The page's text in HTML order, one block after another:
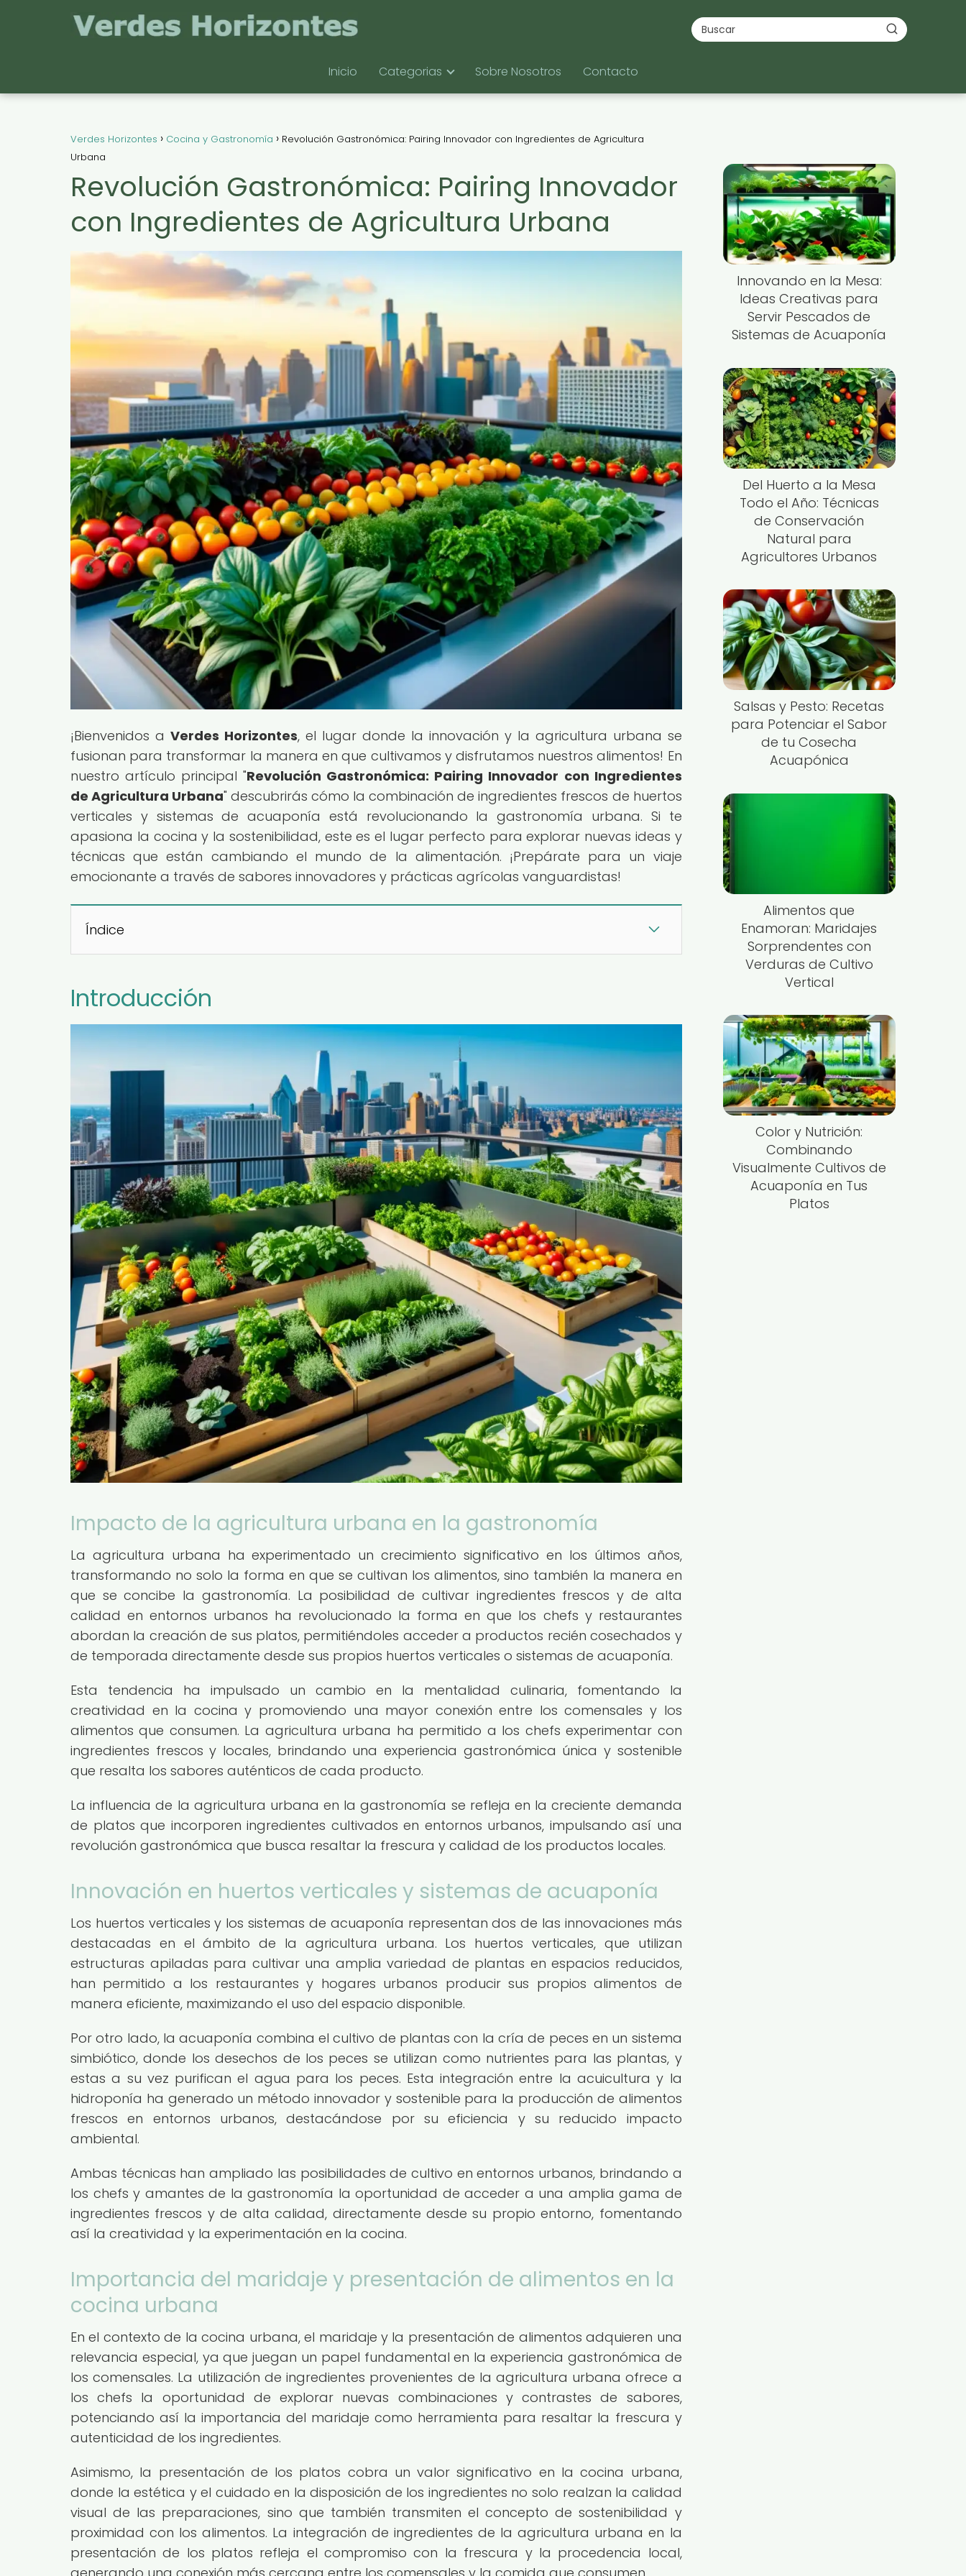
Inicio Categorias Sobre Nosotros Contacto
Verdes Horizontes Cocina y Gastronomía
Revolución Gastronómica: Pairing Innovador con Ingredientes de Agricultura
Urbana
Revolución Gastronómica: Pairing Innovador
con Ingredientes de Agricultura Urbana
¡Bienvenidos a Verdes Horizontes, el lugar donde la innovación y la agricultura urbana se
fusionan para transformar la manera en que cultivamos y disfrutamos nuestros alimentos! En
nuestro artículo principal "Revolución Gastronómica: Pairing Innovador con Ingredientes
de Agricultura Urbana" descubrirás cómo la combinación de ingredientes frescos de huertos
verticales y sistemas de acuaponía está revolucionando la gastronomía urbana. Si te
apasiona la cocina y la sostenibilidad, este es el lugar perfecto para explorar nuevas ideas y
técnicas que están cambiando el mundo de la alimentación. ¡Prepárate para un viaje
emocionante a través de sabores innovadores y prácticas agrícolas vanguardistas!
Índice
Introducción
Impacto de la agricultura urbana en la gastronomía
La agricultura urbana ha experimentado un crecimiento significativo en los últimos años,
transformando no solo la forma en que se cultivan los alimentos, sino también la manera en
que se concibe la gastronomía. La posibilidad de cultivar ingredientes frescos y de alta
calidad en entornos urbanos ha revolucionado la forma en que los chefs y restaurantes
abordan la creación de sus platos, permitiéndoles acceder a productos recién cosechados y
de temporada directamente desde sus propios huertos verticales o sistemas de acuaponía.
Esta tendencia ha impulsado un cambio en la mentalidad culinaria, fomentando la
creatividad en la cocina y promoviendo una mayor conexión entre los comensales y los
alimentos que consumen. La agricultura urbana ha permitido a los chefs experimentar con
ingredientes frescos y locales, brindando una experiencia gastronómica única y sostenible
que resalta los sabores auténticos de cada producto.
La influencia de la agricultura urbana en la gastronomía se refleja en la creciente demanda
de platos que incorporen ingredientes cultivados en entornos urbanos, impulsando así una
revolución gastronómica que busca resaltar la frescura y calidad de los productos locales.
Innovación en huertos verticales y sistemas de acuaponía
Los huertos verticales y los sistemas de acuaponía representan dos de las innovaciones más
destacadas en el ámbito de la agricultura urbana. Los huertos verticales, que utilizan
estructuras apiladas para cultivar una amplia variedad de plantas en espacios reducidos,
han permitido a los restaurantes y hogares urbanos producir sus propios alimentos de
manera eficiente, maximizando el uso del espacio disponible.
Por otro lado, la acuaponía combina el cultivo de plantas con la cría de peces en un sistema
simbiótico, donde los desechos de los peces se utilizan como nutrientes para las plantas, y
estas a su vez purifican el agua para los peces. Esta integración entre la acuicultura y la
hidroponía ha generado un método innovador y sostenible para la producción de alimentos
frescos en entornos urbanos, destacándose por su eficiencia y su reducido impacto
ambiental.
Ambas técnicas han ampliado las posibilidades de cultivo en entornos urbanos, brindando a
los chefs y amantes de la gastronomía la oportunidad de acceder a una amplia gama de
ingredientes frescos y de alta calidad, directamente desde su propio entorno, fomentando
así la creatividad y la experimentación en la cocina.
Importancia del maridaje y presentación de alimentos en la
cocina urbana
En el contexto de la cocina urbana, el maridaje y la presentación de alimentos adquieren una
relevancia especial, ya que juegan un papel fundamental en la experiencia gastronómica de
los comensales. La utilización de ingredientes provenientes de la agricultura urbana ofrece a
los chefs la oportunidad de explorar nuevas combinaciones y contrastes de sabores,
potenciando así la importancia del maridaje como herramienta para resaltar la frescura y
autenticidad de los ingredientes.
Asimismo, la presentación de los platos cobra un valor significativo en la cocina urbana,
donde la estética y el cuidado en la disposición de los ingredientes no solo realzan la calidad
visual de las preparaciones, sino que también transmiten el concepto de sostenibilidad y
proximidad con los alimentos. La integración de ingredientes de la agricultura urbana en la
presentación de los platos refleja el compromiso con la frescura y la procedencia local,
Innovando en la Mesa:
Ideas Creativas para
Servir Pescados de
Sistemas de Acuaponía
Del Huerto a la Mesa
Todo el Año: Técnicas
de Conservación
Natural para
Agricultores Urbanos
Salsas y Pesto: Recetas
para Potenciar el Sabor
de tu Cosecha
Acuapónica
Alimentos que
Enamoran: Maridajes
Sorprendentes con
Verduras de Cultivo
Vertical
Color y Nutrición:
Combinando
Visualmente Cultivos de
Acuaponía en Tus
Platos